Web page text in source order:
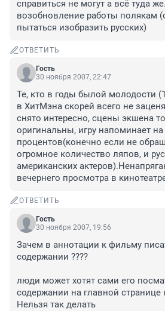
справиться не могут а всё туда
возобновление работы полякам
ОТВЕТИТЬ
Гость
30 ноября 2007, 22:47
Те, кто в годы былой молодости
в ХитМэна скорей всего не
снято интересно, сцены экшена
оригинальны, игру напоминает на
процентов(конечно если не
огромное количество ляпов, и
американских
ОТВЕТИТЬ
Гость
30 ноября 2007, 19:56
Зачем в аннотации к фильму
содержании ????
люди может хотят сами его
содержании на главной странице
Нельзя так делать